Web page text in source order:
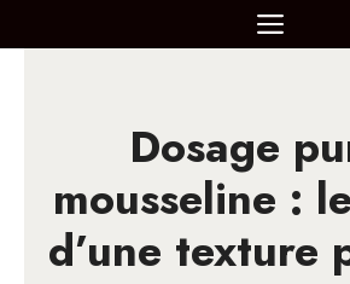
au
Dosage
mousseline :
d’une texture